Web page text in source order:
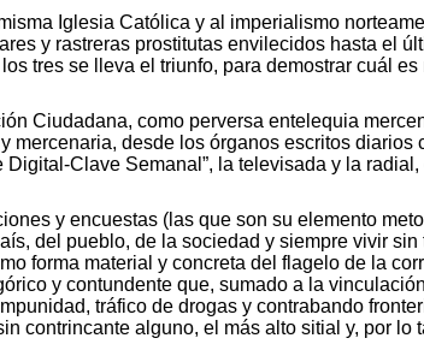
Iglesia Católica y al imperialismo
y rastreras prostitutas envilecidos hasta el
tres se lleva el triunfo, para demostrar cuál
Ciudadana, como perversa entelequia
desde los órganos escritos diarios
Digital-Clave Semanal”, la televisada y la
y encuestas (las que son su elemento
del pueblo, de la sociedad y siempre vivir
forma material y concreta del flagelo de la
y contundente que, sumado a la
tráfico de drogas y contrabando
contrincante alguno, el más alto sitial y, por lo